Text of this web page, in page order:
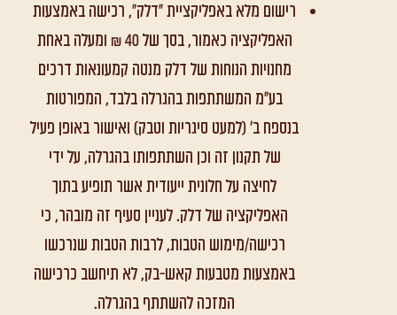
רישום מלא באפליקציית "דלק", רכישה באמצעות
האפליקציה כאמור, בסך של 40 ₪ ומעלה באחת
מחנויות הנוחות של דלק מנטה קמעונאות דרכים
בע"מ המשתתפות בהגרלה בלבד, המפורטות
בנספח ב' (למעט סיגריות וטבק) ואישור באופן פעיל
של תקנון זה וכן השתתפותו בהגרלה, על ידי
לחיצה על חלונית ייעודית אשר תופיע בתוך
האפליקציה של דלק. לעניין סעיף זה מובהר, כי
רכישה/מימוש הטבות, לרבות הטבות שנרכשו
באמצעות מטבעות קאש-בק, לא תיחשב כרכישה
המזכה להשתתף בהגרלה.